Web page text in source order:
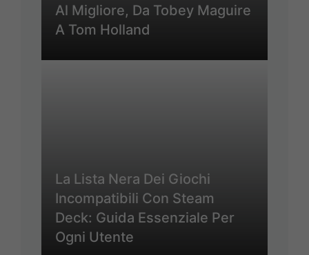
Al Migliore, Da Tobey Maguire
A Tom Holland
La Lista Nera Dei Giochi
Incompatibili Con Steam
Deck: Guida Essenziale Per
Ogni Utente